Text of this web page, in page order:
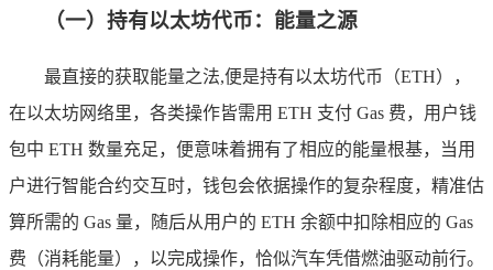
（一）持有以太坊代币：能量之源
最直接的获取能量之法,便是持有以太坊代币（ETH），
在以太坊网络里，各类操作皆需用 ETH 支付 Gas 费，用户钱
包中 ETH 数量充足，便意味着拥有了相应的能量根基，当用
户进行智能合约交互时，钱包会依据操作的复杂程度，精准估
算所需的 Gas 量，随后从用户的 ETH 余额中扣除相应的 Gas
费（消耗能量），以完成操作，恰似汽车凭借燃油驱动前行。